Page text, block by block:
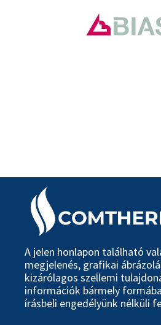
A jelen honlapon található
megjelenés, grafikai
kizárólagos szellemi
információk bármely
írásbeli engedélyünk nélküli